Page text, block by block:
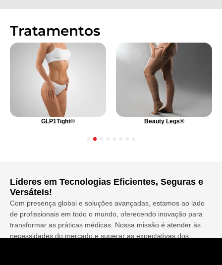
Tratamentos
GLP1Tight® Beauty Legs®
6
Líderes em Tecnologias Eficientes, Seguras e
Versáteis!
Com presença global e soluções avançadas, estamos ao lado
de profissionais em todo o mundo, oferecendo inovação para
transformar as práticas médicas. Nossa missão é atender às
necessidades do mercado e superar as expectativas dos